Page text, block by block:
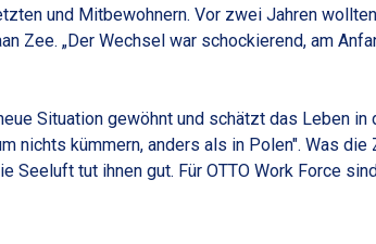
und Mitbewohnern. Vor zwei Jahren
Zee. „Der Wechsel war schockierend, am
Situation gewöhnt und schätzt das Leben
nichts kümmern, anders als in Polen". Was
Seeluft tut ihnen gut. Für OTTO Work Force